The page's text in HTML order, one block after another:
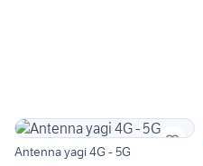
Antenna yagi 4G - 5G